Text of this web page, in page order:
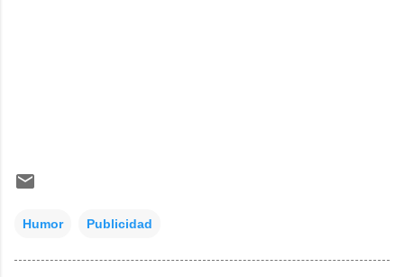
Humor Publicidad